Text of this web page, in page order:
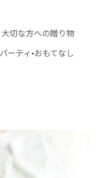
大切な方への贈り物
パーティ•おもてなし